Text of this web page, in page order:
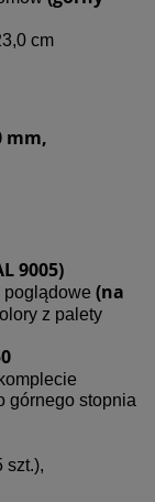
cm
mm,
9005)
(na
z palety
górnego stopnia
szt.),